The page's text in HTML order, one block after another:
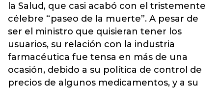
la Salud, que casi acabó con el tristemente
célebre “paseo de la muerte”. A pesar de
ser el ministro que quisieran tener los
usuarios, su relación con la industria
farmacéutica fue tensa en más de una
ocasión, debido a su política de control de
precios de algunos medicamentos, y a su